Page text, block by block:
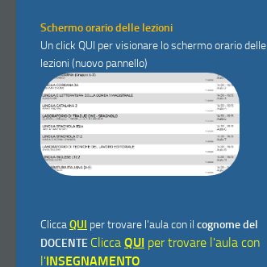
Schermo orario delle lezioni
Un click QUI per visionare lo schermo orario delle
lezioni (nuovo pannello)
CliccaQUI per trovare l'aula con il cognome del
DOCENTE Clicca QUI per trovare l'aula con
l'INSEGNAMENTO